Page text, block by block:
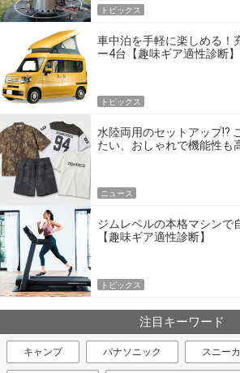
トピックス
車中泊を手軽に楽しめる！
ー4台【趣味ギア適性診断】
トピックス
水陸両用のセットアップ!?
たい、おしゃれで機能性も
ニュース
ジムレベルの本格マシンで
【趣味ギア適性診断】
トピックス
注目キーワード
キャンプ パナソニック スニー